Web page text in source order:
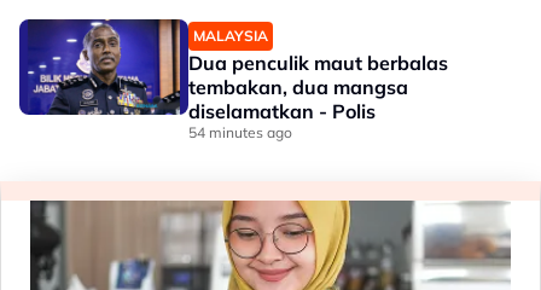
MALAYSIA
Dua penculik maut berbalas
tembakan, dua mangsa
diselamatkan - Polis
54 minutes ago